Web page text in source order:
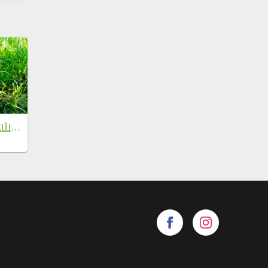
新北-宜蘭 大石壁坑山、五酒桶山、龍崗山、灣坑頭山